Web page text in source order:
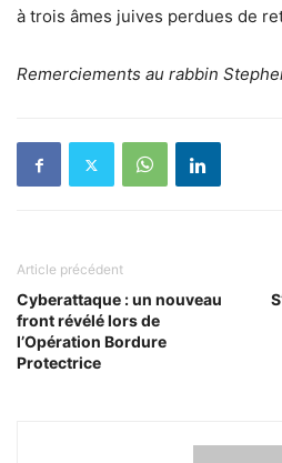
à trois âmes juives perdues de
Remerciements au rabbin
Article précédent
Cyberattaque : un nouveau
front révélé lors de
l’Opération Bordure
Protectrice